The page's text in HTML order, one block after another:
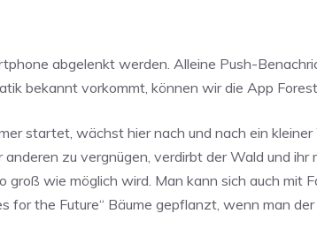
abgelenkt werden. Alleine Push-
bekannt vorkommt, können wir die App
startet, wächst hier nach und nach ein
zu vergnügen, verdirbt der Wald und ihr
wie möglich wird. Man kann sich auch mit
for the Future“ Bäume gepflanzt, wenn man der